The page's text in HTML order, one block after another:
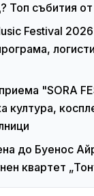
Топ събития
Festival 2026
"SORA
култура,
до Буенос
квартет